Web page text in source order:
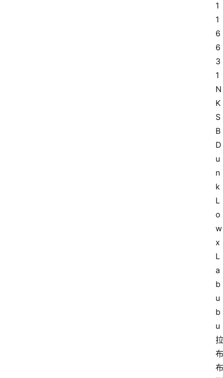
1
1
6
6
3
1
N
K
S
B
D
u
n
k
L
o
w
x
L
a
b
u
b
u
拉
布
布